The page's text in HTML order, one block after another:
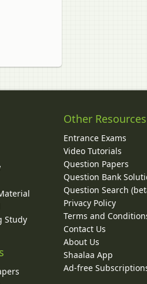
Study
Other Resources
Entrance Exams
Video Tutorials
Question Papers
Question Bank
Question Search
Privacy Policy
Terms and
Contact Us
About Us
Shaalaa App
Ad-free